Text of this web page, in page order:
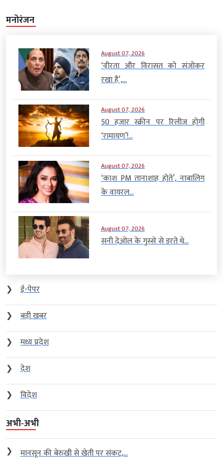
मनोरंजन
August 07, 2026
‘वीरता और विरासत को संजोकर
रखा है’,...
August 07, 2026
50 हजार स्क्रीन पर रिलीज होगी
‘रामायण’!...
August 07, 2026
‘काश PM तानाशाह होते’, नाबालिग
के वायरल...
August 07, 2026
सनी देओल के गुस्से से डरते थे...
❯
ई-पेपर
❯
बड़ी खबर
❯
मध्य प्रदेश
❯
देश
❯
विदेश
अभी-अभी
❯ मानसून की बेरुखी से खेती पर संकट,...